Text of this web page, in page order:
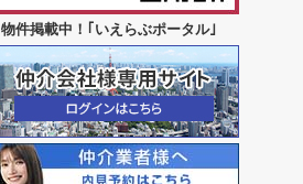
物件掲載中！｢いえらぶポータル｣